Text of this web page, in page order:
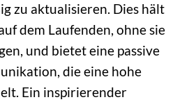
zu aktualisieren. Dies hält
dem Laufenden, ohne sie
und bietet eine passive
die eine hohe
Ein inspirierender